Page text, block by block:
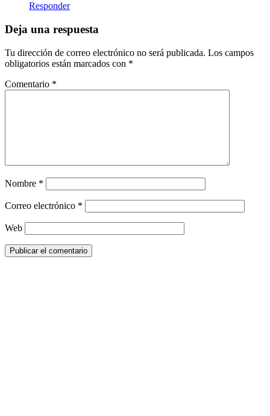
Responder
Deja una respuesta
Tu dirección de correo electrónico no será publicada. Los campos
obligatorios están marcados con *
Comentario *
Nombre *
Correo electrónico *
Web